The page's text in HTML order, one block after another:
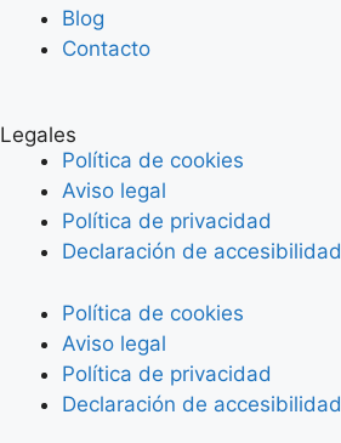
Blog
Contacto
Legales
Política de cookies
Aviso legal
Política de privacidad
Declaración de accesibilidad
Política de cookies
Aviso legal
Política de privacidad
Declaración de accesibilidad